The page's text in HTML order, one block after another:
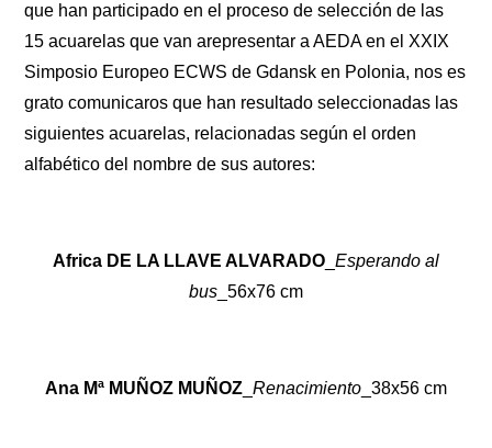
que han participado en el proceso de selección de las
15 acuarelas que van arepresentar a AEDA en el XXIX
Simposio Europeo ECWS de Gdansk en Polonia, nos es
grato comunicaros que han resultado seleccionadas las
siguientes acuarelas, relacionadas según el orden
alfabético del nombre de sus autores:
Africa DE LA LLAVE ALVARADO Esperando al
bus _56x76 cm
Ana Mª MUÑOZ MUÑOZ Renacimiento _38x56 cm